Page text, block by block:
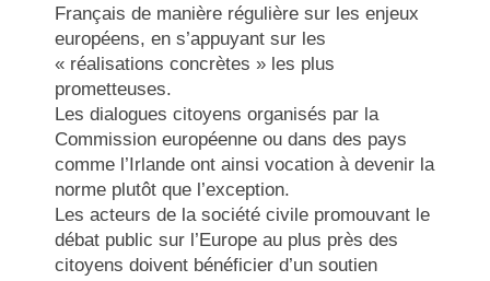
Français de manière régulière sur les enjeux
européens, en s’appuyant sur les
« réalisations concrètes » les plus
prometteuses.
Les dialogues citoyens organisés par la
Commission européenne ou dans des pays
comme l’Irlande ont ainsi vocation à devenir la
norme plutôt que l’exception.
Les acteurs de la société civile promouvant le
débat public sur l’Europe au plus près des
citoyens doivent bénéficier d’un soutien